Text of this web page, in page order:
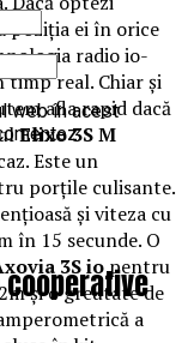
poziția ei în orice
radio io-
real. Chiar și
afla rapid dacă
Elixo 3S M
Este un
porțile culisante.
și viteza cu
în 15 secunde. O
3S iopentru
și o greutate de
a
web în acest